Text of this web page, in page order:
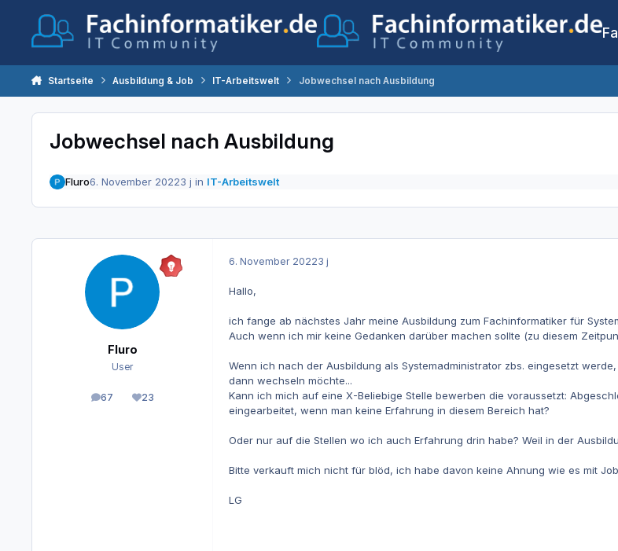
Startseite Ausbildung & Job IT-Arbeitswelt Jobwechsel nach Ausbildung
Jobwechsel nach Ausbildung
Fluro6. November 20223 j in IT-Arbeitswelt
Fluro
User
67
Beiträge23
Reputation
6. November 20223 j
Hallo,
ich fange ab nächstes Jahr meine Ausbildung zum Fachinformatiker für
Auch wenn ich mir keine Gedanken darüber machen sollte (zu diesem
Wenn ich nach der Ausbildung als Systemadministrator zbs. eingesetzt
dann wechseln möchte...
Kann ich mich auf eine X-Beliebige Stelle bewerben die voraussetzt:
eingearbeitet, wenn man keine Erfahrung in diesem Bereich hat?
Oder nur auf die Stellen wo ich auch Erfahrung drin habe? Weil in der
Bitte verkauft mich nicht für blöd, ich habe davon keine Ahnung wie es mit
LG